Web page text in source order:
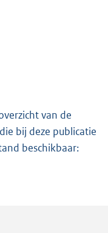
van de
bij deze publicatie
beschikbaar: